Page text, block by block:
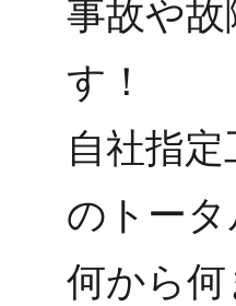
事故や故
す！
自社指
のトー
何から